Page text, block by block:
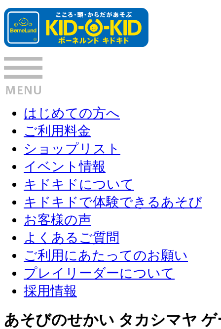
はじめての方へ
ご利用料金
ショップリスト
イベント情報
キドキドについて
キドキドで体験できるあそび
お客様の声
よくあるご質問
ご利用にあたってのお願い
プレイリーダーについて
採用情報
あそびのせかい タカシマヤ